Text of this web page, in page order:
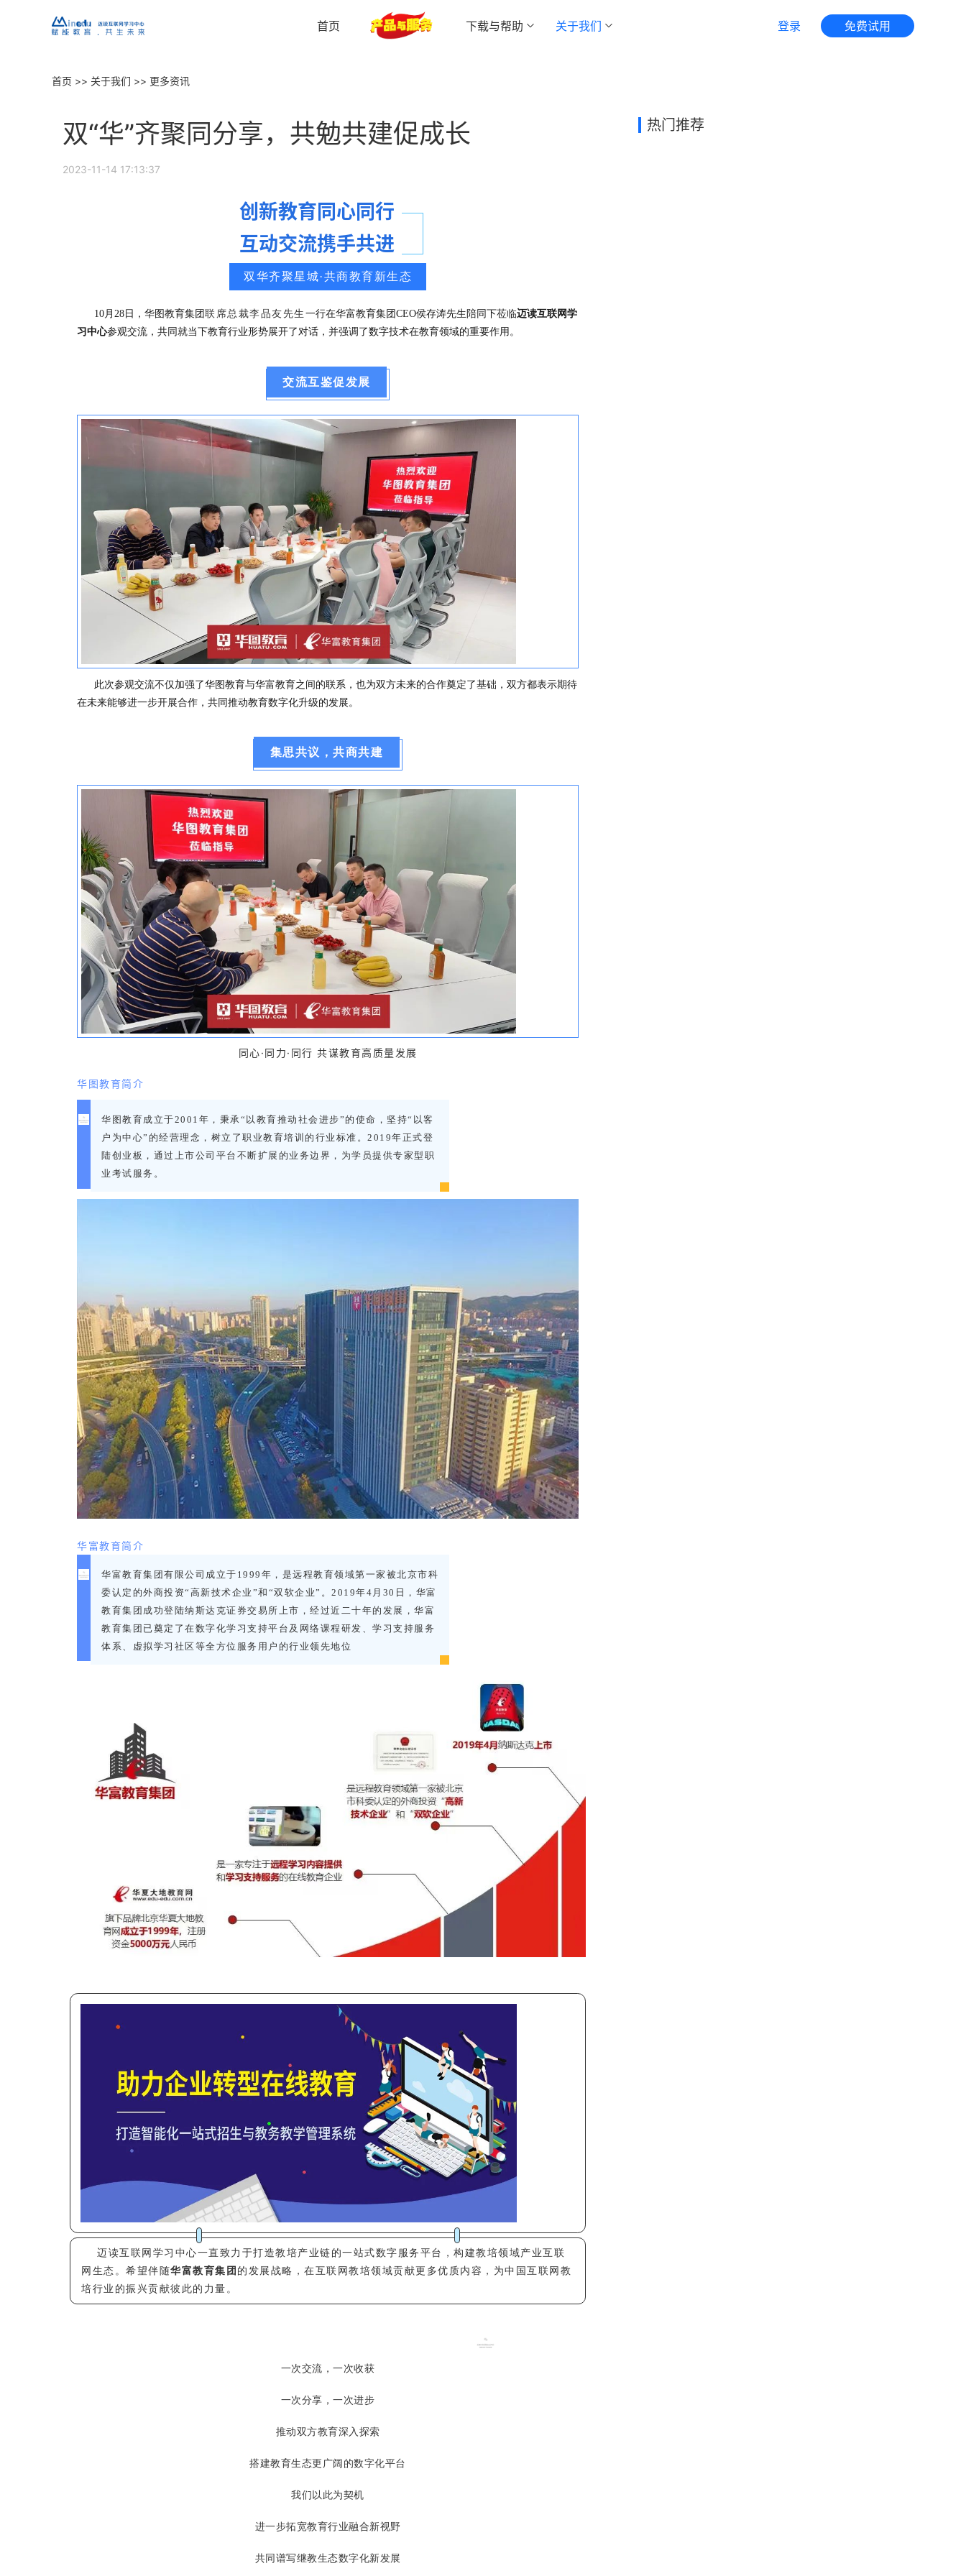
首页
销售CRM
教务管理 教学管理 网校商城
用数智化实现财务精细化管控
工作手机
客户数据防流失的销售全流程管理系统
下载与帮助 关于我们 登录 免费试用
首页 >> 关于我们 >> 更多资讯
双“华”齐聚同分享，共勉共建促成长
2023-11-14 17:13:37
创新教育同心同行
互动交流携手共进
双华齐聚星城·共商教育新生态
10月28日，华图教育集团 联席总裁李品友先生 一行在华富教育集团CEO侯存涛先生陪同下莅临迈读互联网学
习中心参观交流，共同就当下教育行业形势展开了对话，并强调了数字技术在教育领域的重要作用。
交流互鉴促发展
此次参观交流不仅加强了华图教育与华富教育之间的联系，也为双方未来的合作奠定了基础，双方都表示期待
在未来能够进一步开展合作，共同推动教育数字化升级的发展。
集思共议，共商共建
同心·同力·同行 共谋教育高质量发展
华图教育简介
华图教育成立于2001年，秉承“以教育推动社会进步”的使命，坚持“以客
户为中心”的经营理念，树立了职业教育培训的行业标准。2019年正式登
陆创业板，通过上市公司平台不断扩展的业务边界，为学员提供专家型职
业考试服务。
华富教育简介
华富教育集团有限公司 成立于1999年 ， 是远程教育领域第一家被北京市科
委认定的外商投资“高新技术企业”和“双软企业”。2019年4月30日， 华富
教育集团 成功登陆纳斯达克证券交易所上市 ，经过近二十年的发展， 华富
教育集团 已奠定了在数字化学习支持平台及网络课程研发、学习支持服务
体系、虚拟学习社区等全方位服务用户的行业领先地位
迈读互联网学习中心一直致力于打造教培产业链的一站式数字服务平台，构建教培领域产业互联
网生态。希望伴随华富教育集团 的发展战略，在互联网教培领域贡献更多优质内容，为中国互联网教
培行业的振兴贡献彼此的力量。
一次交流，一次收获
一次分享，一次进步
推动双方教育深入探索
搭建教育生态更广阔的数字化平台
我们以此为契机
进一步拓宽教育行业融合新视野
共同谱写继教生态数字化新发展
热门推荐